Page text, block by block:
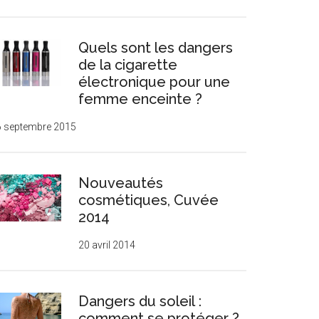
Quels sont les dangers
de la cigarette
électronique pour une
femme enceinte ?
septembre 2015
Nouveautés
cosmétiques, Cuvée
2014
20 avril 2014
Dangers du soleil :